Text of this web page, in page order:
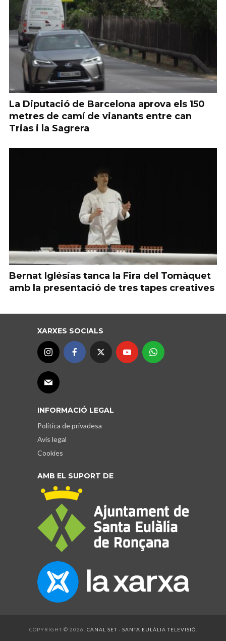
La Diputació de Barcelona aprova els 150
metres de camí de vianants entre can
Trias i la Sagrera
Bernat Iglésias tanca la Fira del Tomàquet
amb la presentació de tres tapes creatives
XARXES SOCIALS
INFORMACIÓ LEGAL
Política de privadesa
Avís legal
Cookies
AMB EL SUPORT DE
COPYRIGHT © 2026. CANAL SET - SANTA EULÀLIA TELEVISIÓ